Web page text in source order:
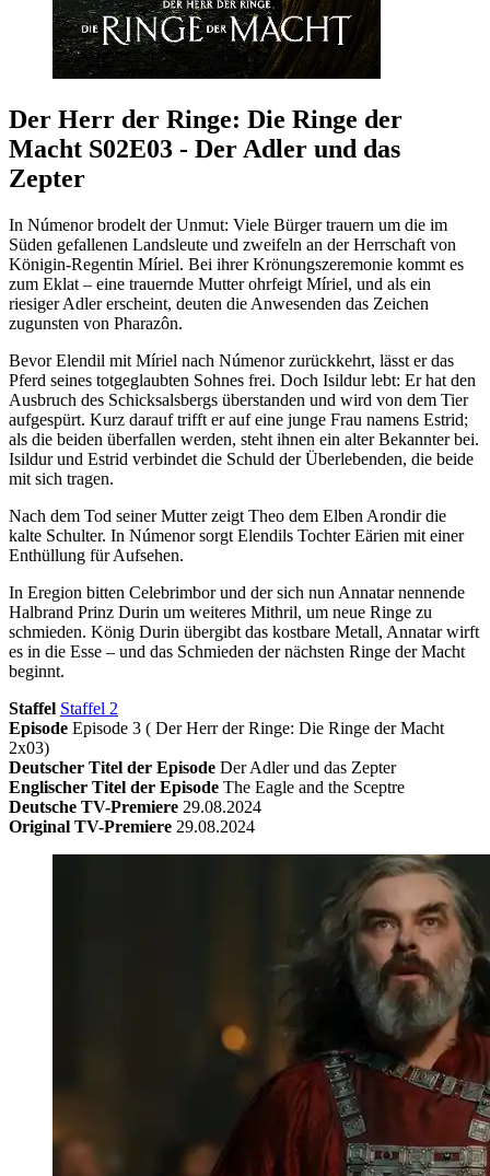
Der Herr der Ringe: Die Ringe der
Macht S02E03 - Der Adler und das
Zepter
In Númenor brodelt der Unmut: Viele Bürger trauern um die im
Süden gefallenen Landsleute und zweifeln an der Herrschaft von
Königin-Regentin Míriel. Bei ihrer Krönungszeremonie kommt es
zum Eklat – eine trauernde Mutter ohrfeigt Míriel, und als ein
riesiger Adler erscheint, deuten die Anwesenden das Zeichen
zugunsten von Pharazôn.
Bevor Elendil mit Míriel nach Númenor zurückkehrt, lässt er das
Pferd seines totgeglaubten Sohnes frei. Doch Isildur lebt: Er hat den
Ausbruch des Schicksalsbergs überstanden und wird von dem Tier
aufgespürt. Kurz darauf trifft er auf eine junge Frau namens Estrid;
als die beiden überfallen werden, steht ihnen ein alter Bekannter bei.
Isildur und Estrid verbindet die Schuld der Überlebenden, die beide
mit sich tragen.
Nach dem Tod seiner Mutter zeigt Theo dem Elben Arondir die
kalte Schulter. In Númenor sorgt Elendils Tochter Eärien mit einer
Enthüllung für Aufsehen.
In Eregion bitten Celebrimbor und der sich nun Annatar nennende
Halbrand Prinz Durin um weiteres Mithril, um neue Ringe zu
schmieden. König Durin übergibt das kostbare Metall, Annatar wirft
es in die Esse – und das Schmieden der nächsten Ringe der Macht
beginnt.
Staffel Staffel 2
Episode Episode 3 ( Der Herr der Ringe: Die Ringe der Macht
2x03)
Deutscher Titel der Episode Der Adler und das Zepter
Englischer Titel der Episode The Eagle and the Sceptre
Deutsche TV-Premiere 29.08.2024
Original TV-Premiere 29.08.2024